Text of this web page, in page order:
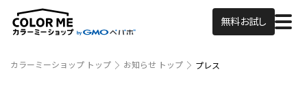
無料お試し
カラーミーショップ トップ お知らせ トップ プレス